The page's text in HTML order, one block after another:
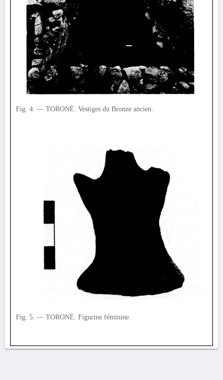
Fig. 4. — TORONÈ. Vestiges du Bronze ancien.
Fig. 5. — TORONÈ. Figurine féminine.